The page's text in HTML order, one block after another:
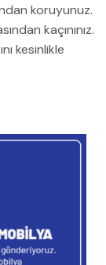
koruyunuz.
kaçınınız.
kesinlikle